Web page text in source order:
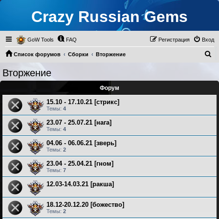
Crazy Russian Gems
GoW Tools FAQ Вход
Регистрация
Список форумов Сборки Вторжение
Вторжение
Форум
15.10 - 17.10.21 [стрикс]
Темы: 4
23.07 - 25.07.21 [нага]
Темы: 4
04.06 - 06.06.21 [зверь]
Темы: 2
23.04 - 25.04.21 [гном]
Темы: 7
12.03-14.03.21 [ракша]
18.12-20.12.20 [божество]
Темы: 2